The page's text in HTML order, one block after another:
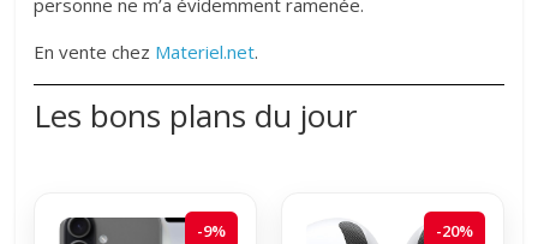
personne ne m’a évidemment ramenée.
En vente chez Materiel.net.
Les bons plans du jour
-9% -20%